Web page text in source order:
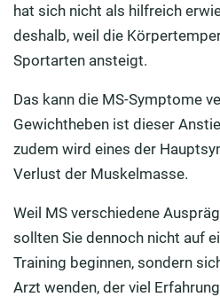
hat sich nicht als hilfreich
deshalb, weil die
Sportarten ansteigt.
Das kann die MS-Symptome
Gewichtheben ist dieser
zudem wird eines der
Verlust der Muskelmasse.
Weil MS verschiedene
sollten Sie dennoch nicht auf
Training beginnen, sondern
Arzt wenden, der viel